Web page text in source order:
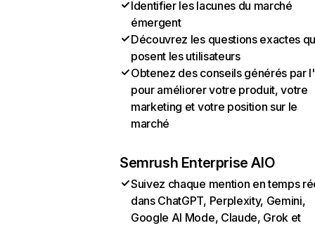
Identifier les lacunes du marché
émergent
Découvrez les questions exactes
posent les utilisateurs
Obtenez des conseils générés par
pour améliorer votre produit, votre
marketing et votre position sur le
marché
Semrush Enterprise AIO
Suivez chaque mention en temps
dans ChatGPT, Perplexity, Gemini,
Google AI Mode, Claude, Grok et